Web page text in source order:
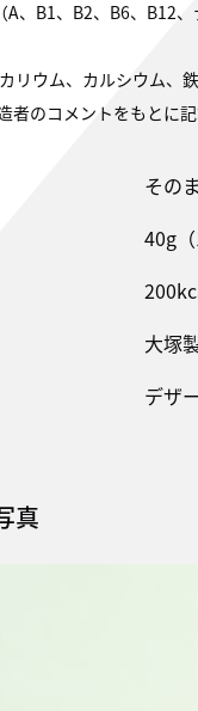
、B1、B2、B6、B12、
リウム、カルシウム、
のコメントをもとに記
その
40g（
大塚
デザ
真